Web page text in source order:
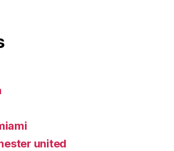
united